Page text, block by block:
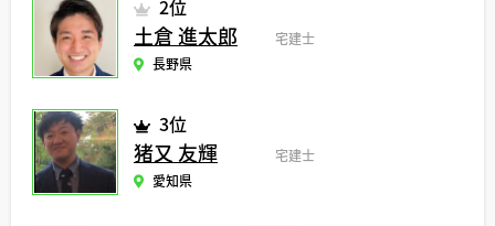
2位
土倉 進太郎
宅建士
長野県
3位
猪又 友輝
宅建士
愛知県